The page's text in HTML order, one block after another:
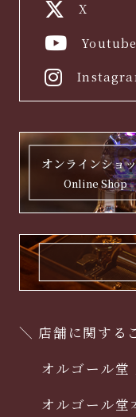
X
Youtube
オンラインショ
Online Shop
＼ 店舗に関する
オルゴール堂
オルゴール堂